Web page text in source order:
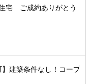
宅 ご成約ありがとう
】建築条件なし！コープ